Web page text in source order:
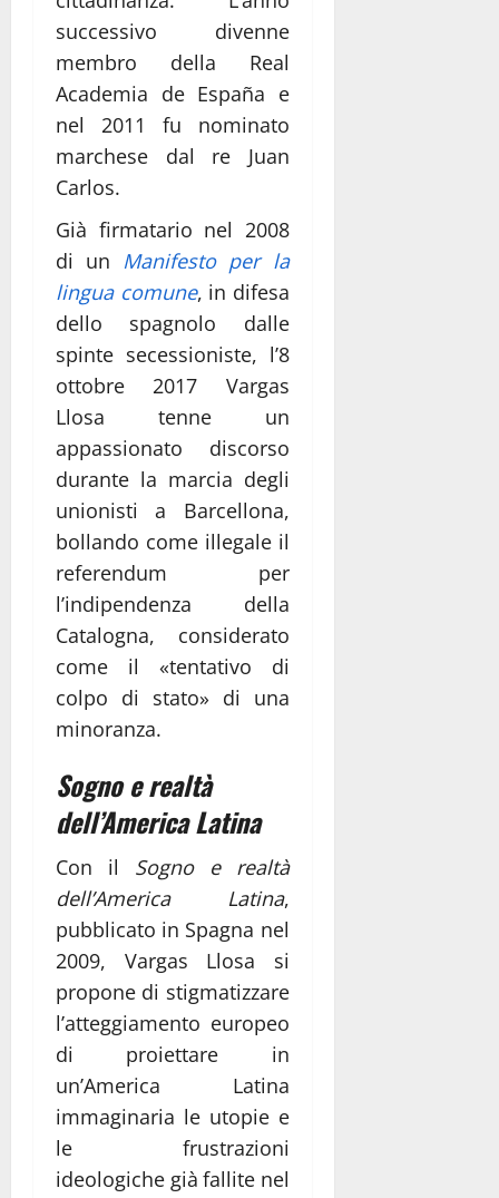
successivo divenne
membro della Real
Academia de España e
nel 2011 fu nominato
marchese dal re Juan
Carlos.
Già firmatario nel 2008
di un Manifesto per la
lingua comune, in difesa
dello spagnolo dalle
spinte secessioniste, l’8
ottobre 2017 Vargas
Llosa tenne un
appassionato discorso
durante la marcia degli
unionisti a Barcellona,
bollando come illegale il
referendum per
l’indipendenza della
Catalogna, considerato
come il «tentativo di
colpo di stato» di una
minoranza.
Sogno e realtà
dell’America Latina
Con il Sogno e realtà
dell’America Latina,
pubblicato in Spagna nel
2009, Vargas Llosa si
propone di stigmatizzare
l’atteggiamento europeo
di proiettare in
un’America Latina
immaginaria le utopie e
le frustrazioni
ideologiche già fallite nel